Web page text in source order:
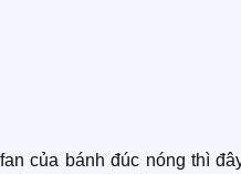
của bánh đúc nóng thì